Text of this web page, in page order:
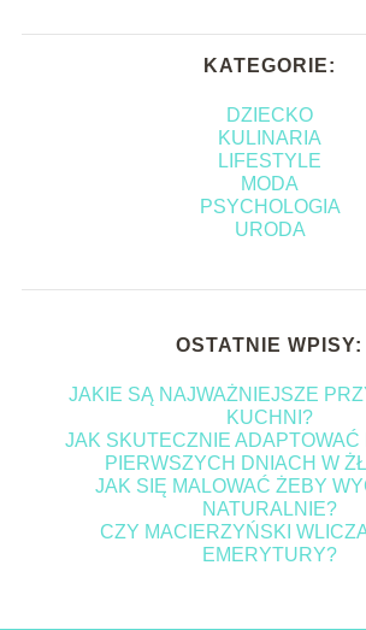
KATEGORIE:
DZIECKO
KULINARIA
LIFESTYLE
MODA
PSYCHOLOGIA
URODA
OSTATNIE WPISY:
JAKIE SĄ NAJWAŻNIEJSZE
KUCHNI?
JAK SKUTECZNIE ADAPTOWAĆ
PIERWSZYCH DNIACH W
JAK SIĘ MALOWAĆ ŻEBY
NATURALNIE?
CZY MACIERZYŃSKI
EMERYTURY?